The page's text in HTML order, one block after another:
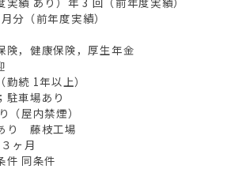
分（前年度実績）
険，健康保険，厚生年金
勤続 1年以上）
駐車場あり
（屋内禁煙）
り 藤枝工場
ヶ月
件 同条件